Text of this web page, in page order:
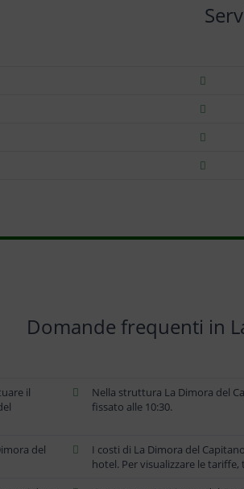
Domande frequenti in
il
Nella struttura La Dimora del
fissato alle 10:30.
del
I costi di La Dimora del
hotel. Per visualizzare le